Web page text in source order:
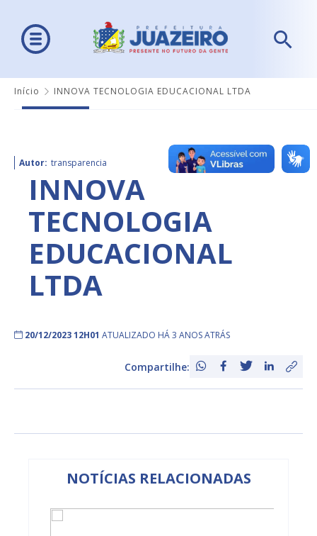
Início INNOVA TECNOLOGIA EDUCACIONAL LTDA
Autor: transparencia
INNOVA
TECNOLOGIA
EDUCACIONAL
LTDA
20/12/2023 12H01 ATUALIZADO HÁ 3 ANOS ATRÁS
Compartilhe:
NOTÍCIAS RELACIONADAS